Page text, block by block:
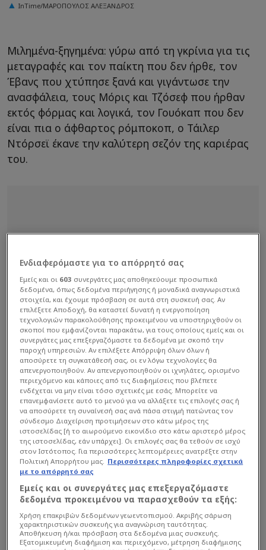
InTime/ΜΑΡΟΠΟΥΛΟΣ ΑΛΕΞΑΝΔΡΟΣ
Μιλημένα-ξηγημένα: γύρω από τη γκρίνια για τις
μεταγραφές και τον παίκτη που δεν ήρθε, τον
Έβανς που χτύπησε ξανά και γιγάντωσε την
ανασφάλεια, τους Μόρις και Τζόσεφ που ήρθαν
εκτός φόρμας και λογικά, τον Γουόκαπ που δεν
είναι πια ο άφθαρτος ρόμποκοπ, ο Τάιλερ
Ντόρσεϊ έκανε την καλύτερη σεζόν της καριέρας
του.
Ενδιαφερόμαστε για το απόρρητό σας
Εμείς και οι 603 συνεργάτες μας αποθηκεύουμε προσωπικά
δεδομένα, όπως δεδομένα περιήγησης ή μοναδικά αναγνωριστικά
στοιχεία, και έχουμε πρόσβαση σε αυτά στη συσκευή σας. Αν
επιλέξετε Αποδοχή, θα καταστεί δυνατή η ενεργοποίηση
τεχνολογιών παρακολούθησης προκειμένου να υποστηριχθούν οι
σκοποί που εμφανίζονται παρακάτω, για τους οποίους εμείς και οι
συνεργάτες μας επεξεργαζόμαστε τα δεδομένα με σκοπό την
παροχή υπηρεσιών. Αν επιλέξετε Απόρριψη όλων όλων ή
αποσύρετε τη συγκατάθεσή σας, οι εν λόγω τεχνολογίες θα
απενεργοποιηθούν. Αν απενεργοποιηθούν οι ιχνηλάτες, ορισμένο
περιεχόμενο και κάποιες από τις διαφημίσεις που βλέπετε
ενδέχεται να μην είναι τόσο σχετικές με εσάς. Μπορείτε να
επανεμφανίσετε αυτό το μενού για να αλλάξετε τις επιλογές σας ή
να αποσύρετε τη συναίνεσή σας ανά πάσα στιγμή πατώντας τον
σύνδεσμο Διαχείριση προτιμήσεων στο κάτω μέρος της
ιστοσελίδας [ή το αιωρούμενο εικονίδιο στο κάτω αριστερό μέρος
της ιστοσελίδας, εάν υπάρχει]. Οι επιλογές σας θα τεθούν σε ισχύ
στον Ιστότοπος. Για περισσότερες λεπτομέρειες ανατρέξτε στην
Πολιτική Απορρήτου μας. Περισσότερες πληροφορίες σχετικά
με το απόρρητό σας
Εμείς και οι συνεργάτες μας επεξεργαζόμαστε
δεδομένα προκειμένου να παρασχεθούν τα εξής:
Χρήση επακριβών δεδομένων γεωεντοπισμού. Ακριβής σάρωση
χαρακτηριστικών συσκευής για αναγνώριση ταυτότητας.
Αποθήκευση ή/και πρόσβαση στα δεδομένα μιας συσκευής.
Εξατομικευμένη διαφήμιση και περιεχόμενο, μέτρηση διαφήμισης